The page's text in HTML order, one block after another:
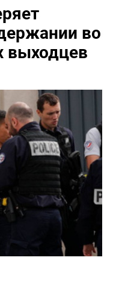
во
выходцев